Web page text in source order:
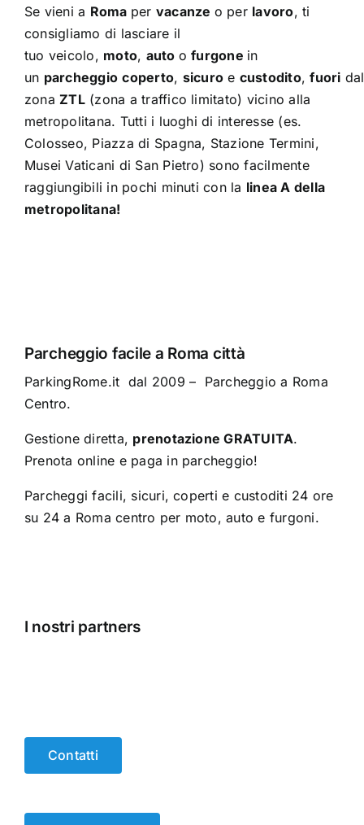
Se vieni a Roma per vacanze o per lavoro, ti
consigliamo di lasciare il
tuo veicolo, moto, auto ofurgone in
un parcheggio coperto, sicuro e custodito,fuori
zonaZTL(zona a traffico limitato) vicino alla
metropolitana. Tutti i luoghi di interesse (es.
Colosseo, Piazza di Spagna, Stazione Termini,
Musei Vaticani di San Pietro) sono facilmente
raggiungibili in pochi minuti con la linea A della
metropolitana!
Parcheggio facile a Roma città
ParkingRome.it dal 2009 – Parcheggio a Roma
Centro.
Gestione diretta, prenotazione GRATUITA.
Prenota online e paga in parcheggio!
Parcheggi facili, sicuri, coperti e custoditi 24 ore
su 24 a Roma centro per moto, auto e furgoni.
I nostri partners
Contatti